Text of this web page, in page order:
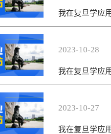
我在复旦学应
2023-10-28
我在复旦学应
2023-10-27
我在复旦学应